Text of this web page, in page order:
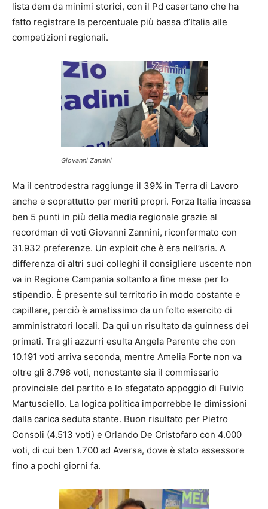
lista dem da minimi storici, con il Pd casertano che ha
fatto registrare la percentuale più bassa d’Italia alle
competizioni regionali.
Giovanni Zannini
Ma il centrodestra raggiunge il 39% in Terra di Lavoro
anche e soprattutto per meriti propri. Forza Italia incassa
ben 5 punti in più della media regionale grazie al
recordman di voti Giovanni Zannini, riconfermato con
31.932 preferenze. Un exploit che è era nell’aria. A
differenza di altri suoi colleghi il consigliere uscente non
va in Regione Campania soltanto a fine mese per lo
stipendio. È presente sul territorio in modo costante e
capillare, perciò è amatissimo da un folto esercito di
amministratori locali. Da qui un risultato da guinness dei
primati. Tra gli azzurri esulta Angela Parente che con
10.191 voti arriva seconda, mentre Amelia Forte non va
oltre gli 8.796 voti, nonostante sia il commissario
provinciale del partito e lo sfegatato appoggio di Fulvio
Martusciello. La logica politica imporrebbe le dimissioni
dalla carica seduta stante. Buon risultato per Pietro
Consoli (4.513 voti) e Orlando De Cristofaro con 4.000
voti, di cui ben 1.700 ad Aversa, dove è stato assessore
fino a pochi giorni fa.